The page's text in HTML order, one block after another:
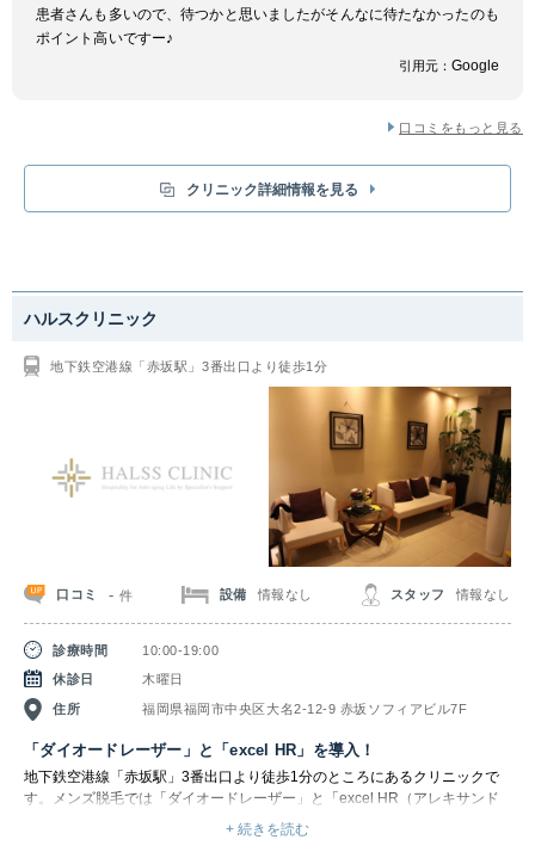
患者さんも多いので、待つかと思いましたがそんなに待たなかったのも
ポイント高いですー♪
引用元： Google
口コミをもっと見る
クリニック詳細情報を見る
ハルスクリニック
地下鉄空港線「赤坂駅」3番出口より徒歩1分
口コミ -件 設備 情報なし スタッフ 情報なし
診療時間
10:00-19:00
休診日
木曜日
住所 福岡県福岡市中央区大名2-12-9 赤坂ソフィアビル7F
「ダイオードレーザー」と「excel HR」を導入！
地下鉄空港線「赤坂駅」3番出口より徒歩1分のところにあるクリニックで
す。メンズ脱毛では「ダイオードレーザー」と「excel HR（アレキサンド
ライトレーザーとヤグレーザーの波長を搭載）」の2種類の脱毛機を導入し
ています。どちらも米国FDAによって認められている器械で、安全性が高い
+ 続きを読む